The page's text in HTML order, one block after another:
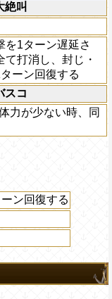
絶叫
を1ターン遅延さ
打消し、封じ・
ーン回復する
スコ
力が少ない時、同
ン回復する